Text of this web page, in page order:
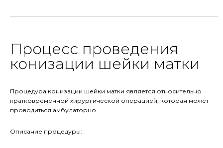
Процесс проведения
конизации шейки матки
Процедура конизации шейки матки является относительно
кратковременной хирургической операцией, которая может
проводиться амбулаторно.
Описание процедуры: